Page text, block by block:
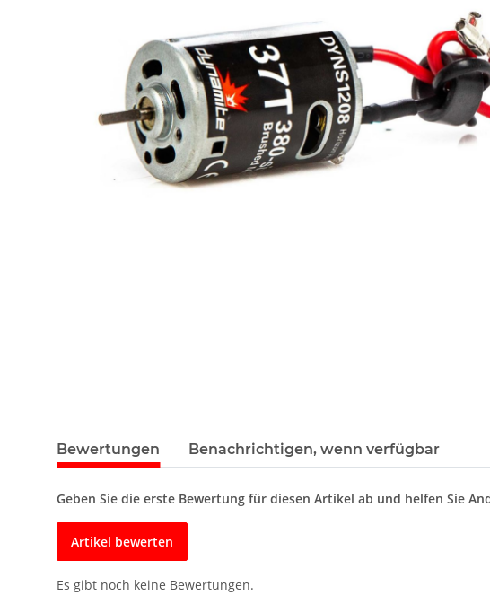
Bewertungen Benachrichtigen, wenn verfügbar
Geben Sie die erste Bewertung für diesen Artikel ab und helfen Sie
Artikel bewerten
Es gibt noch keine Bewertungen.